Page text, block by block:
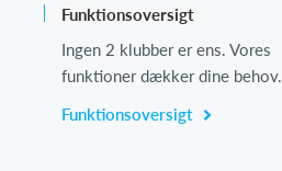
Funktionsoversigt
Ingen 2 klubber er ens. Vores
funktioner dækker dine behov.
Funktionsoversigt